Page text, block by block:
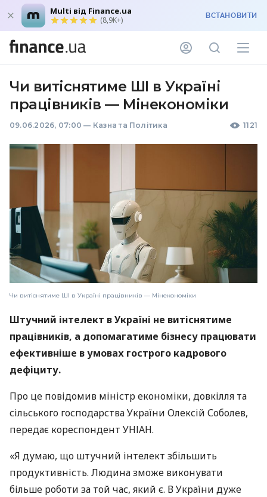
Multi від Finance.ua
(8,9K+) ВСТАНОВИТИ
Чи витіснятиме ШІ в Україні
працівників — Мінекономіки
09.06.2026, 07:00 — Казна та Політика 1121
Чи витіснятиме ШІ в Україні працівників — Мінекономіки
Штучний інтелект в Україні не витіснятиме
працівників, а допомагатиме бізнесу працювати
ефективніше в умовах гострого кадрового
дефіциту.
Про це повідомив міністр економіки, довкілля та
сільського господарства України Олексій Соболев,
передає кореспондент УНІАН.
«Я думаю, що штучний інтелект збільшить
продуктивність. Людина зможе виконувати
більше роботи за той час, який є. В України дуже